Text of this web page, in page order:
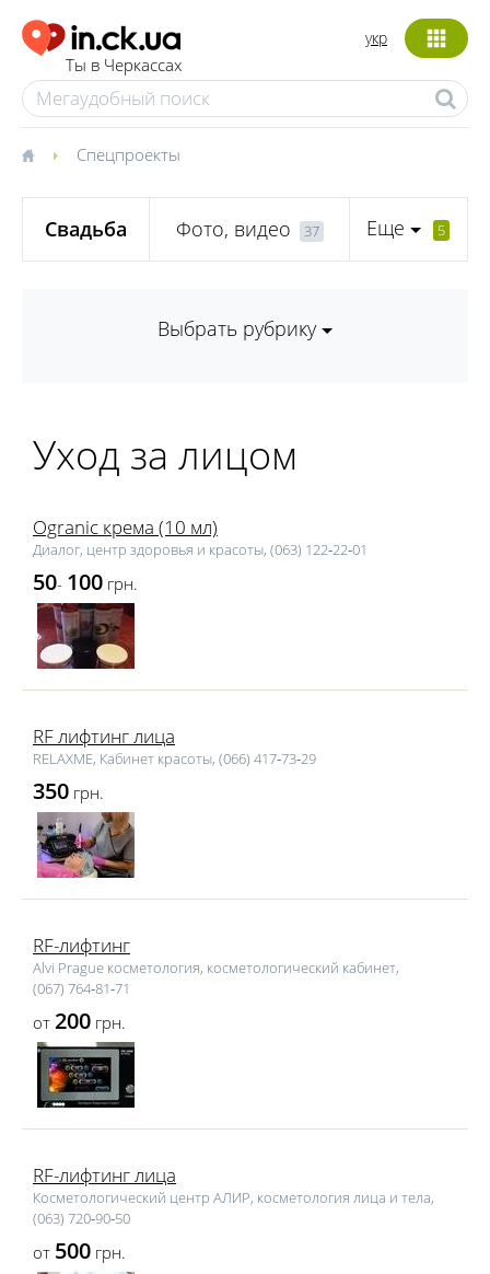
Ты в Черкассах
укр
Спецпроекты
Свадьба Фото, видео 37 Еще 5
Выбрать рубрику
Уход за лицом
Ogranic крема (10 мл)
Диалог, центр здоровья и красоты, (063) 122‑22‑01
50- 100 грн.
RF лифтинг лица
RELAXME, Кабинет красоты, (066) 417‑73‑29
350 грн.
RF-лифтинг
Alvi Prague косметология, косметологический кабинет,
(067) 764‑81‑71
от 200 грн.
RF-лифтинг лица
Косметологический центр АЛИР, косметология лица и тела,
(063) 720‑90‑50
от 500 грн.